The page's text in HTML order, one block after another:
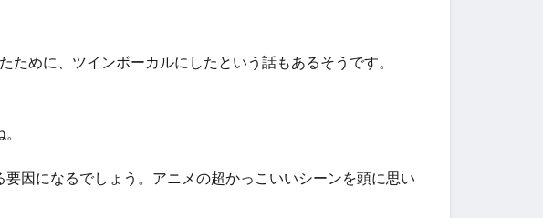
めに、ツインボーカルにしたという話もあるそうです。
因になるでしょう。アニメの超かっこいいシーンを頭に思い